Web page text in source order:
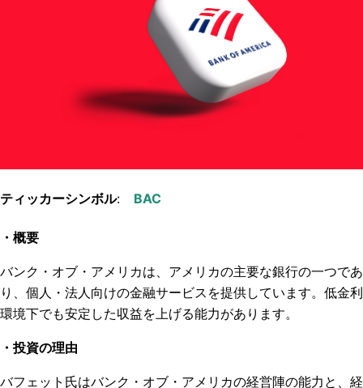
ティッカーシンボル:
・概要
バンク・オブ・アメリカは、アメリカの主要な銀行の一つであ
り、個人・法人向けの金融サービスを提供しています。低金利
環境下でも安定した収益を上げる能力があります。
・投資の理由
バフェット氏はバンク・オブ・アメリカの経営陣の能力と、経